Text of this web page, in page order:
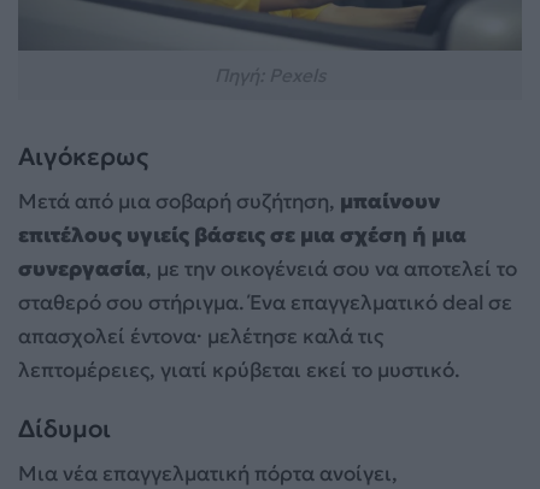
Αιγόκερως
Μετά από μια σοβαρή συζήτηση, μπαίνουν
επιτέλους υγιείς βάσεις σε μια σχέση ή μια
συνεργασία, με την οικογένειά σου να αποτελεί το
σταθερό σου στήριγμα. Ένα επαγγελματικό deal σε
απασχολεί έντονα· μελέτησε καλά τις
λεπτομέρειες, γιατί κρύβεται εκεί το μυστικό.
Δίδυμοι
Μια νέα επαγγελματική πόρτα ανοίγει,